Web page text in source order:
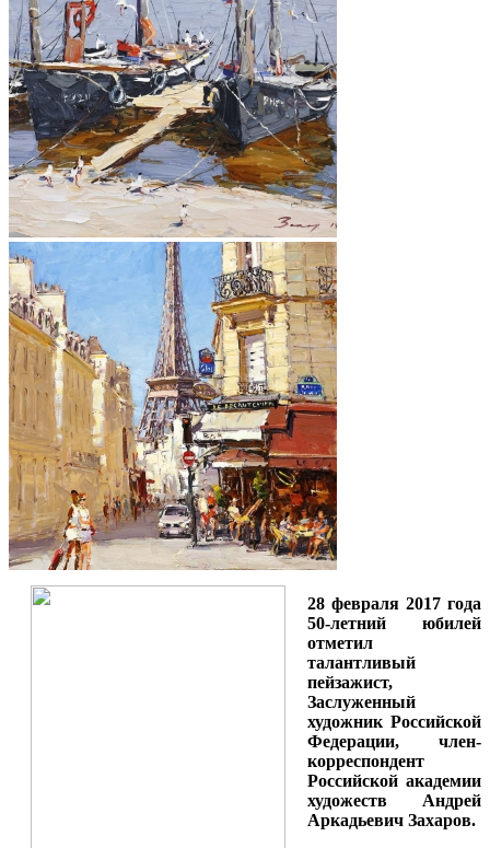
28 февраля 2017 года
50-летний юбилей
отметил
талантливый
пейзажист,
Заслуженный
художник Российской
Федерации, член-
корреспондент
Российской академии
художеств Андрей
Аркадьевич Захаров.